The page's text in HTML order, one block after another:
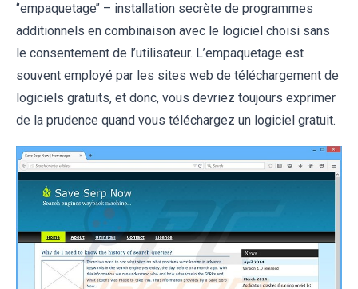
‘’empaquetage’’ – installation secrète de programmes
additionnels en combinaison avec le logiciel choisi sans
le consentement de l’utilisateur. L’empaquetage est
souvent employé par les sites web de téléchargement de
logiciels gratuits, et donc, vous devriez toujours exprimer
de la prudence quand vous téléchargez un logiciel gratuit.